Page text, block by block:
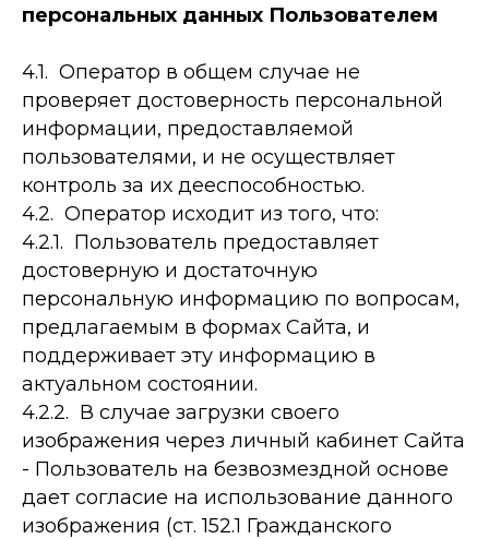
персональных данных Пользователем
4.1. Оператор в общем случае не
проверяет достоверность персональной
информации, предоставляемой
пользователями, и не осуществляет
контроль за их дееспособностью.
4.2. Оператор исходит из того, что:
4.2.1. Пользователь предоставляет
достоверную и достаточную
персональную информацию по вопросам,
предлагаемым в формах Сайта, и
поддерживает эту информацию в
актуальном состоянии.
4.2.2. В случае загрузки своего
изображения через личный кабинет Сайта
- Пользователь на безвозмездной основе
дает согласие на использование данного
изображения (ст. 152.1 Гражданского